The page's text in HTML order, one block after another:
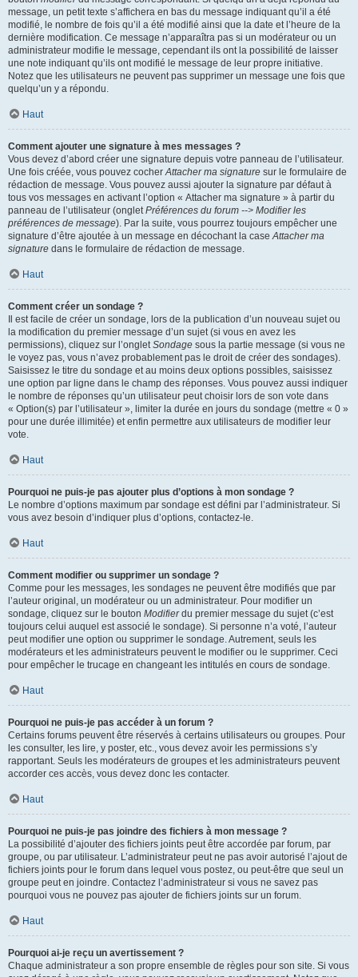
message, un petit texte s’affichera en bas du message indiquant qu’il a été
modifié, le nombre de fois qu’il a été modifié ainsi que la date et l’heure de la
dernière modification. Ce message n’apparaîtra pas si un modérateur ou un
administrateur modifie le message, cependant ils ont la possibilité de laisser
une note indiquant qu’ils ont modifié le message de leur propre initiative.
Notez que les utilisateurs ne peuvent pas supprimer un message une fois que
quelqu’un y a répondu.
Haut
Comment ajouter une signature à mes messages ?
Vous devez d’abord créer une signature depuis votre panneau de l’utilisateur.
Une fois créée, vous pouvez cocherAttacher ma signature sur le formulaire de
rédaction de message. Vous pouvez aussi ajouter la signature par défaut à
tous vos messages en activant l’option « Attacher ma signature » à partir du
panneau de l’utilisateur (ongletPréférences du forum --> Modifier les
préférences de message). Par la suite, vous pourrez toujours empêcher une
signature d’être ajoutée à un message en décochant la caseAttacher ma
signature dans le formulaire de rédaction de message.
Haut
Comment créer un sondage ?
Il est facile de créer un sondage, lors de la publication d’un nouveau sujet ou
la modification du premier message d’un sujet (si vous en avez les
permissions), cliquez sur l’ongletSondage sous la partie message (si vous ne
le voyez pas, vous n’avez probablement pas le droit de créer des sondages).
Saisissez le titre du sondage et au moins deux options possibles, saisissez
une option par ligne dans le champ des réponses. Vous pouvez aussi indiquer
le nombre de réponses qu’un utilisateur peut choisir lors de son vote dans
« Option(s) par l’utilisateur », limiter la durée en jours du sondage (mettre « 0 »
pour une durée illimitée) et enfin permettre aux utilisateurs de modifier leur
vote.
Haut
Pourquoi ne puis-je pas ajouter plus d’options à mon sondage ?
Le nombre d’options maximum par sondage est défini par l’administrateur. Si
vous avez besoin d’indiquer plus d’options, contactez-le.
Haut
Comment modifier ou supprimer un sondage ?
Comme pour les messages, les sondages ne peuvent être modifiés que par
l’auteur original, un modérateur ou un administrateur. Pour modifier un
sondage, cliquez sur le bouton Modifierdu premier message du sujet (c’est
toujours celui auquel est associé le sondage). Si personne n’a voté, l’auteur
peut modifier une option ou supprimer le sondage. Autrement, seuls les
modérateurs et les administrateurs peuvent le modifier ou le supprimer. Ceci
pour empêcher le trucage en changeant les intitulés en cours de sondage.
Haut
Pourquoi ne puis-je pas accéder à un forum ?
Certains forums peuvent être réservés à certains utilisateurs ou groupes. Pour
les consulter, les lire, y poster, etc., vous devez avoir les permissions s’y
rapportant. Seuls les modérateurs de groupes et les administrateurs peuvent
accorder ces accès, vous devez donc les contacter.
Haut
Pourquoi ne puis-je pas joindre des fichiers à mon message ?
La possibilité d’ajouter des fichiers joints peut être accordée par forum, par
groupe, ou par utilisateur. L’administrateur peut ne pas avoir autorisé l’ajout de
fichiers joints pour le forum dans lequel vous postez, ou peut-être que seul un
groupe peut en joindre. Contactez l’administrateur si vous ne savez pas
pourquoi vous ne pouvez pas ajouter de fichiers joints sur un forum.
Haut
Pourquoi ai-je reçu un avertissement ?
Chaque administrateur a son propre ensemble de règles pour son site. Si vous